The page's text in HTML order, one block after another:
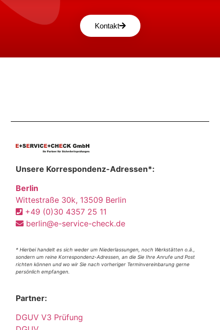
Kontakt
Unsere Korrespondenz-Adressen*:
Berlin
Wittestraße 30k, 13509 Berlin
+49 (0)30 4357 25 11
berlin@e-service-check.de
* Hierbei handelt es sich weder um Niederlassungen, noch Werkstätten o.ä.,
sondern um reine Korrespondenz-Adressen, an die Sie Ihre Anrufe und Post
richten können und wo wir Sie nach vorheriger Terminvereinbarung gerne
persönlich empfangen.
Partner:
DGUV V3 Prüfung